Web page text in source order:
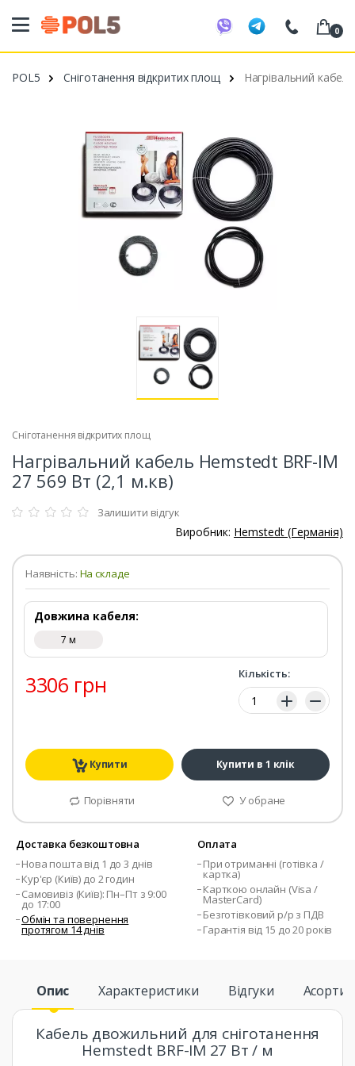
098 20 52 818
099 53 43 210
0
POL5 Сніготанення відкритих площ Нагрівальний
Сніготанення відкритих площ
Нагрівальний кабель Hemstedt BRF-IM
27 569 Вт (2,1 м.кв)
Залишити відгук
Виробник: Hemstedt (Германія)
Наявність: На складе
Довжина кабеля:
7 м
3306 грн Кількість:
Кількість:
Купити Купити в 1 клік
Порівняти У обране
Доставка безкоштовна
Нова пошта від 1 до 3 днів
Кур'єр (Київ) до 2 годин
Самовивіз (Київ): Пн–Пт з 9:00
до 17:00
Обмін та повернення
протягом 14 днів
Оплата
При отриманні (готівка /
картка)
Карткою онлайн (Visa /
MasterCard)
Безготівковий р/р з ПДВ
Гарантія від 15 до 20 років
Опис Характеристики Відгуки
Кабель двожильний для сніготанення
Hemstedt BRF-IM 27 Вт / м